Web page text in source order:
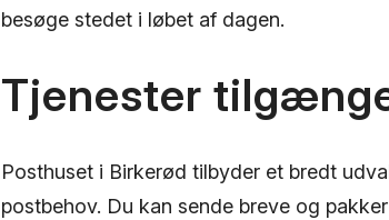
besøge stedet i løbet af dagen.
Tjenester
Posthuset i Birkerød tilbyder et bredt
postbehov. Du kan sende breve og